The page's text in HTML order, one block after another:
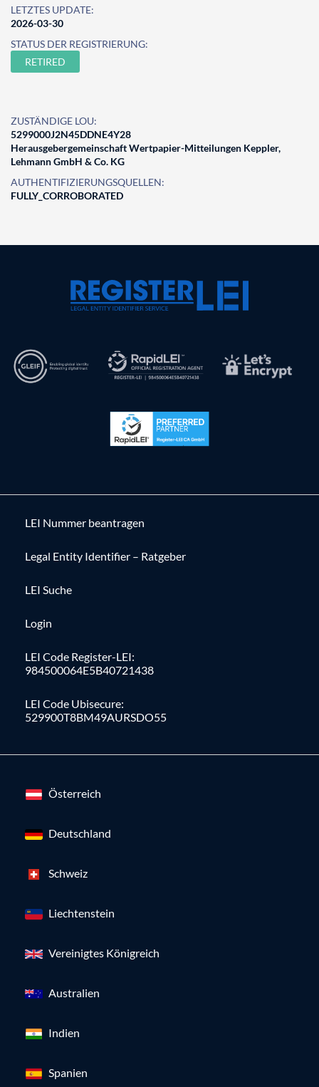
LETZTES UPDATE:
2026-03-30
STATUS DER REGISTRIERUNG:
RETIRED
ZUSTÄNDIGE LOU:
5299000J2N45DDNE4Y28
Herausgebergemeinschaft Wertpapier-Mitteilungen Keppler,
Lehmann GmbH & Co. KG
AUTHENTIFIZIERUNGSQUELLEN:
FULLY_CORROBORATED
LEI Nummer beantragen
Legal Entity Identifier – Ratgeber
LEI Suche
Login
LEI Code Register-LEI:
984500064E5B40721438
LEI Code Ubisecure:
529900T8BM49AURSDO55
Österreich
Deutschland
Schweiz
Liechtenstein
Vereinigtes Königreich
Australien
Indien
Spanien